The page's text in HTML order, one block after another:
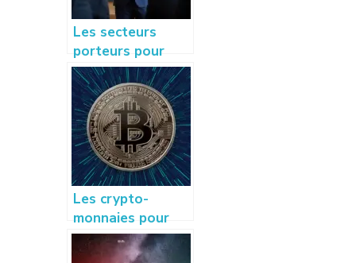
Les secteurs
porteurs pour
créer sa startup :
idées et conseils
à succès
Les crypto-
monnaies pour
les entreprises :
faut-il accepter le